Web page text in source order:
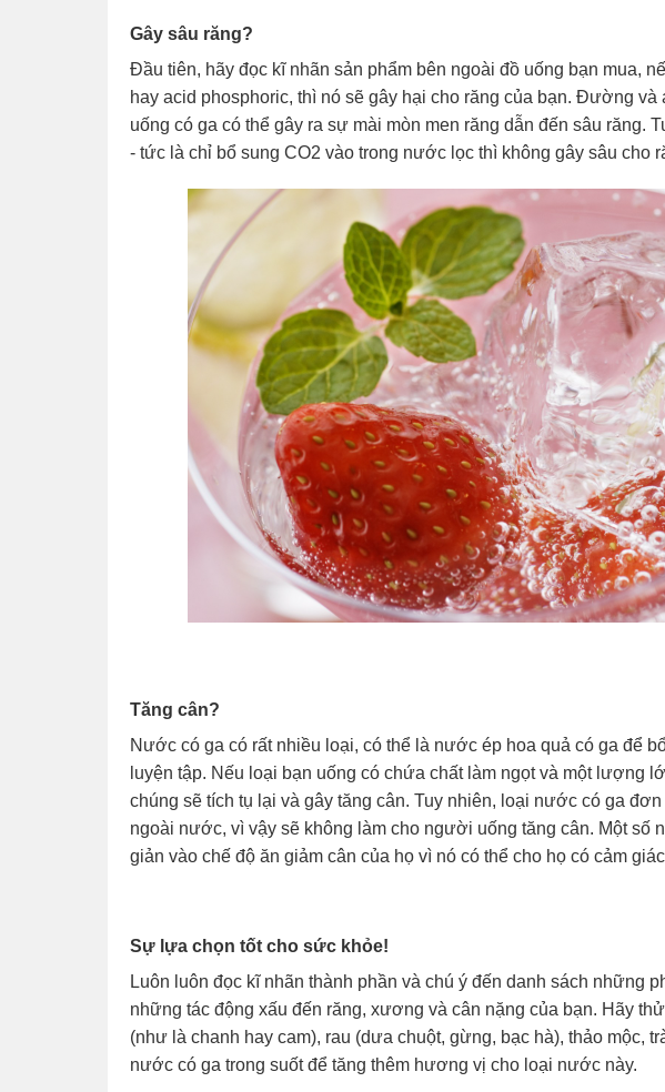
Gây sâu răng?
Đầu tiên, hãy đọc kĩ nhãn sản phẩm bên ngoài đồ uống bạn mua,
hay acid phosphoric, thì nó sẽ gây hại cho răng của bạn. Đường
uống có ga có thể gây ra sự mài mòn men răng dẫn đến sâu răng.
- tức là chỉ bổ sung CO2 vào trong nước lọc thì không gây sâu cho
Tăng cân?
Nước có ga có rất nhiều loại, có thể là nước ép hoa quả có ga để
luyện tập. Nếu loại bạn uống có chứa chất làm ngọt và một lượng
chúng sẽ tích tụ lại và gây tăng cân. Tuy nhiên, loại nước có ga
ngoài nước, vì vậy sẽ không làm cho người uống tăng cân. Một
giản vào chế độ ăn giảm cân của họ vì nó có thể cho họ có cảm
Sự lựa chọn tốt cho sức khỏe!
Luôn luôn đọc kĩ nhãn thành phần và chú ý đến danh sách những
những tác động xấu đến răng, xương và cân nặng của bạn. Hãy
(như là chanh hay cam), rau (dưa chuột, gừng, bạc hà), thảo mộc,
nước có ga trong suốt để tăng thêm hương vị cho loại nước này.